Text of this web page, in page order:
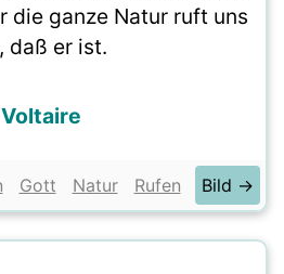
die ganze Natur ruft uns
daß er ist.
Voltaire
Gott Natur Rufen Bild →